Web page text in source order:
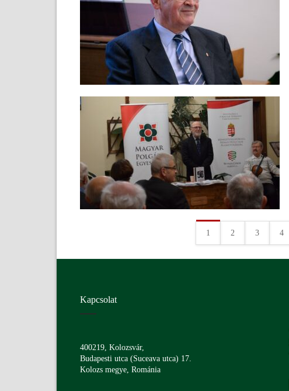
1 2 3 4
Kapcsolat
400219, Kolozsvár,
Budapesti utca (Suceava utca) 17.
Kolozs megye, Románia